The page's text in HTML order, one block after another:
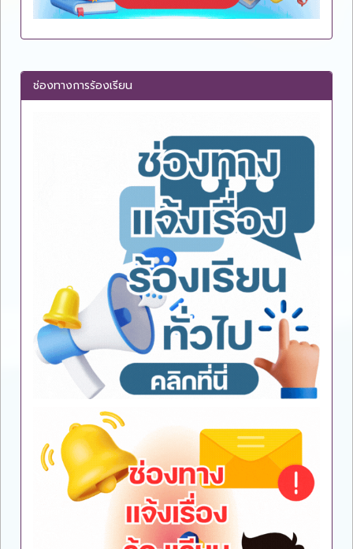
ช่องทางการร้องเรียน